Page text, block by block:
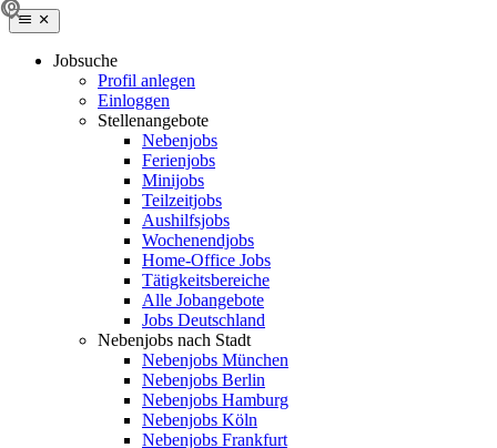
Jobsuche
Profil anlegen
Einloggen
Stellenangebote
Nebenjobs
Ferienjobs
Minijobs
Teilzeitjobs
Aushilfsjobs
Wochenendjobs
Home-Office Jobs
Tätigkeitsbereiche
Alle Jobangebote
Jobs Deutschland
Nebenjobs nach Stadt
Nebenjobs München
Nebenjobs Berlin
Nebenjobs Hamburg
Nebenjobs Köln
Nebenjobs Frankfurt